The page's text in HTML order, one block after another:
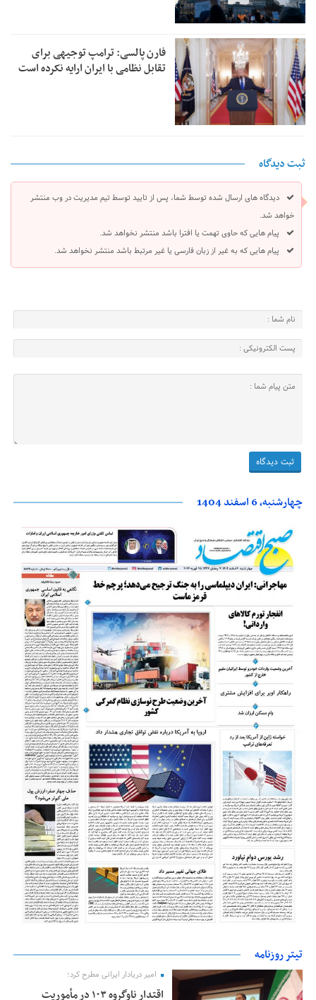
فارن پالسی: ترامپ توجیهی برای
تقابل نظامی با ایران ارایه نکرده است
ثبت دیدگاه
دیدگاه های ارسال شده توسط شما، پس از تایید توسط تیم مدیریت در وب منتشر
خواهد شد.
پیام هایی که حاوی تهمت یا افترا باشد منتشر نخواهد شد.
پیام هایی که به غیر از زبان فارسی یا غیر مرتبط باشد منتشر نخواهد شد.
چهارشنبه، 6 اسفند 1404
تیتر روزنامه
امیر دریادار ایرانی مطرح کرد؛
اقتدار ناوگروه ۱۰۳ در مأموریت‌